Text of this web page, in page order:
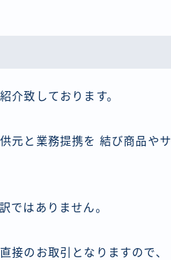
介致しております。
元と業務提携を 結び商品やサ
ではありません。
接のお取引となりますので、